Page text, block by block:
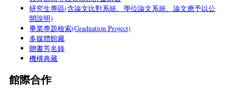
研究生專區(含論文比對系統、學位論文系統、論文應予以公
開說明)
畢業專題檢索(Graduation Project)
多媒體館藏
贈書芳名錄
機構典藏
館際合作